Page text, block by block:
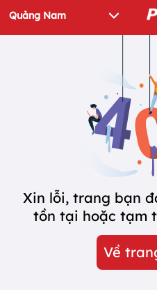
Xin lỗi, trang bạn
tồn tại hoặc tạm
Về